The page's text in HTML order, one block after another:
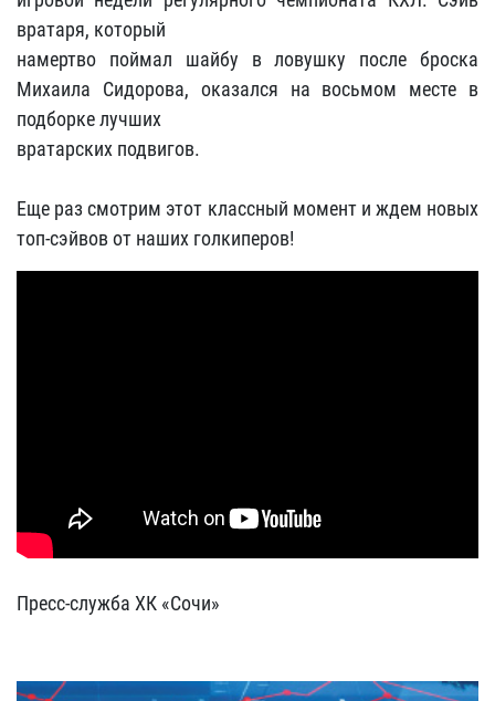
вратаря, который
намертво поймал шайбу в ловушку после броска
Михаила Сидорова, оказался на восьмом месте в
подборке лучших
вратарских подвигов.
Еще раз смотрим этот классный момент и ждем новых
топ-сэйвов от наших голкиперов!
Пресс-служба ХК «Сочи»